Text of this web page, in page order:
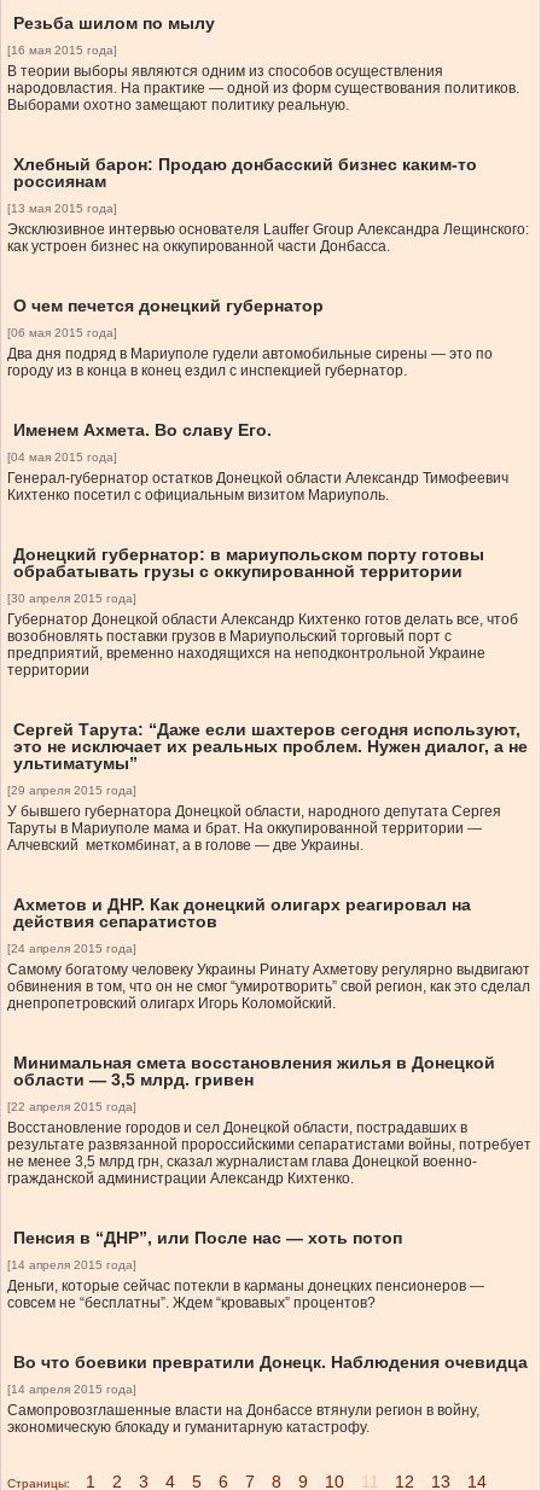
Резьба шилом по мылу
[16 мая 2015 года]
В теории выборы являются одним из способов осуществления
народовластия. На практике — одной из форм существования политиков.
Выборами охотно замещают политику реальную.
Хлебный барон: Продаю донбасский бизнес каким-то
россиянам
[13 мая 2015 года]
Эксклюзивное интервью основателя Lauffer Group Александра Лещинского:
как устроен бизнес на оккупированной части Донбасса.
О чем печется донецкий губернатор
[06 мая 2015 года]
Два дня подряд в Мариуполе гудели автомобильные сирены — это по
городу из в конца в конец ездил с инспекцией губернатор.
Именем Ахмета. Во славу Его.
[04 мая 2015 года]
Генерал-губернатор остатков Донецкой области Александр Тимофеевич
Кихтенко посетил с официальным визитом Мариуполь.
Донецкий губернатор: в мариупольском порту готовы
обрабатывать грузы с оккупированной территории
[30 апреля 2015 года]
Губернатор Донецкой области Александр Кихтенко готов делать все, чтоб
возобновлять поставки грузов в Мариупольский торговый порт с
предприятий, временно находящихся на неподконтрольной Украине
территории
Сергей Тарута: “Даже если шахтеров сегодня используют,
это не исключает их реальных проблем. Нужен диалог, а не
ультиматумы”
[29 апреля 2015 года]
У бывшего губернатора Донецкой области, народного депутата Сергея
Таруты в Мариуполе мама и брат. На оккупированной территории —
Алчевский меткомбинат, а в голове — две Украины.
Ахметов и ДНР. Как донецкий олигарх реагировал на
действия сепаратистов
[24 апреля 2015 года]
Самому богатому человеку Украины Ринату Ахметову регулярно выдвигают
обвинения в том, что он не смог “умиротворить” свой регион, как это сделал
днепропетровский олигарх Игорь Коломойский.
Минимальная смета восстановления жилья в Донецкой
области — 3,5 млрд. гривен
[22 апреля 2015 года]
Восстановление городов и сел Донецкой области, пострадавших в
результате развязанной пророссийскими сепаратистами войны, потребует
не менее 3,5 млрд грн, сказал журналистам глава Донецкой военно-
гражданской администрации Александр Кихтенко.
Пенсия в “ДНР”, или После нас — хоть потоп
[14 апреля 2015 года]
Деньги, которые сейчас потекли в карманы донецких пенсионеров —
совсем не “бесплатны”. Ждем “кровавых” процентов?
Во что боевики превратили Донецк. Наблюдения очевидца
[14 апреля 2015 года]
Самопровозглашенные власти на Донбассе втянули регион в войну,
экономическую блокаду и гуманитарную катастрофу.
Страницы: 1 2 3 4 5 6 7 8 9 10 11 12 13 14